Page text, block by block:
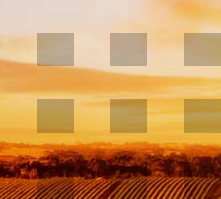
Panini